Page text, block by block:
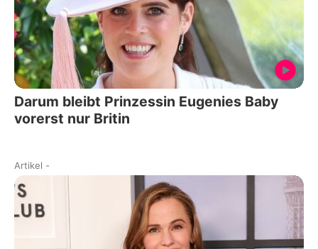
Darum bleibt Prinzessin Eugenies Baby
vorerst nur Britin
Artikel -